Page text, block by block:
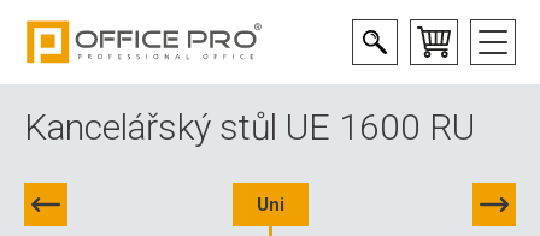
Kancelářský stůl UE 1600 RU
Uni